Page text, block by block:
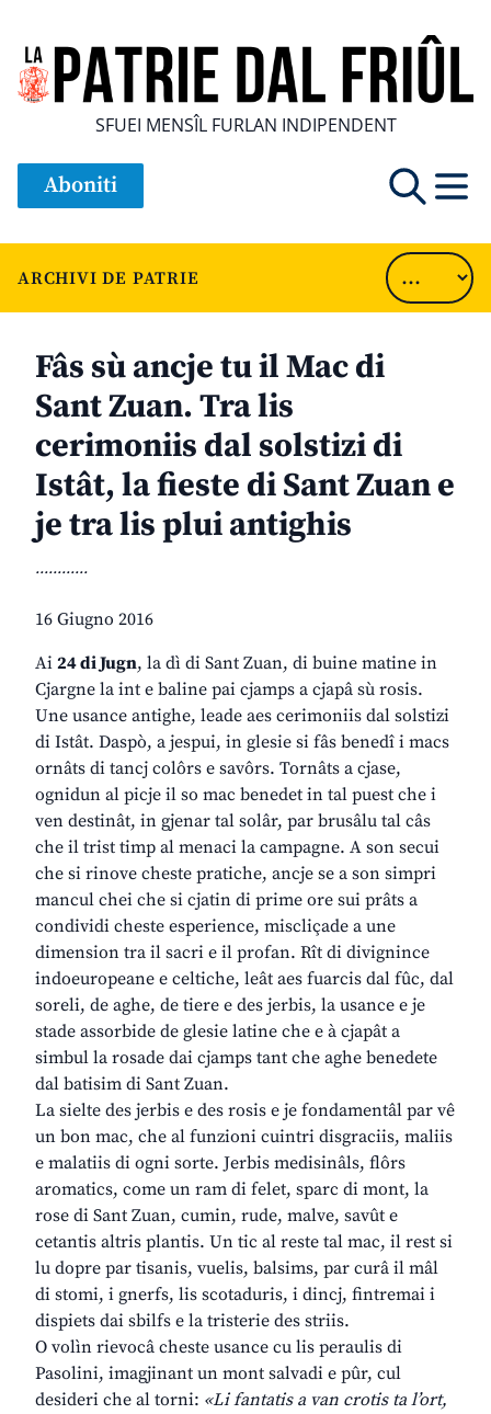
SFUEI MENSÎL FURLAN INDIPENDENT
Aboniti
ARCHIVI DE PATRIE
Fâs sù ancje tu il Mac di
Sant Zuan. Tra lis
cerimoniis dal solstizi di
Istât, la fieste di Sant Zuan e
je tra lis plui antighis
............
16 Giugno 2016
Ai 24 di Jugn, la dì di Sant Zuan, di buine matine in
Cjargne la int e baline pai cjamps a cjapâ sù rosis.
Une usance antighe, leade aes cerimoniis dal solstizi
di Istât. Daspò, a jespui, in glesie si fâs benedî i macs
ornâts di tancj colôrs e savôrs. Tornâts a cjase,
ognidun al picje il so mac benedet in tal puest che i
ven destinât, in gjenar tal solâr, par brusâlu tal câs
che il trist timp al menaci la campagne. A son secui
che si rinove cheste pratiche, ancje se a son simpri
mancul chei che si cjatin di prime ore sui prâts a
condividi cheste esperience, miscliçade a une
dimension tra il sacri e il profan. Rît di divignince
indoeuropeane e celtiche, leât aes fuarcis dal fûc, dal
soreli, de aghe, de tiere e des jerbis, la usance e je
stade assorbide de glesie latine che e à cjapât a
simbul la rosade dai cjamps tant che aghe benedete
dal batisim di Sant Zuan.
La sielte des jerbis e des rosis e je fondamentâl par vê
un bon mac, che al funzioni cuintri disgraciis, maliis
e malatiis di ogni sorte. Jerbis medisinâls, flôrs
aromatics, come un ram di felet, sparc di mont, la
rose di Sant Zuan, cumin, rude, malve, savût e
cetantis altris plantis. Un tic al reste tal mac, il rest si
lu dopre par tisanis, vuelis, balsims, par curâ il mâl
di stomi, i gnerfs, lis scotaduris, i dincj, fintremai i
dispiets dai sbilfs e la tristerie des striis.
O volìn rievocâ cheste usance cu lis peraulis di
Pasolini, imagjinant un mont salvadi e pûr, cul
desideri che al torni: «Li fantatis a van crotis ta l’ort,